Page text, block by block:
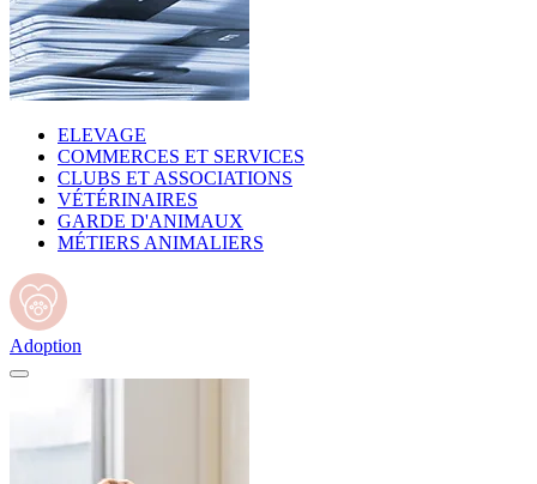
ELEVAGE
COMMERCES ET SERVICES
CLUBS ET ASSOCIATIONS
VÉTÉRINAIRES
GARDE D'ANIMAUX
MÉTIERS ANIMALIERS
Adoption